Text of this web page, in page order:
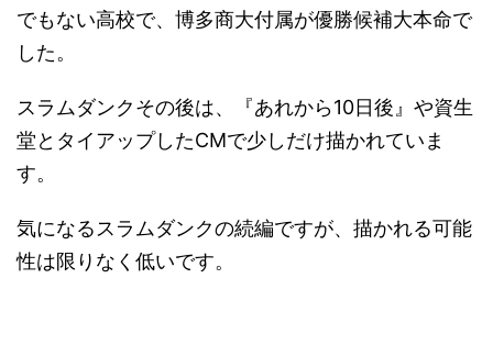
でもない高校で、博多商大付属が優勝候補大本命で
した。
スラムダンクその後は、『あれから10日後』や資生
堂とタイアップしたCMで少しだけ描かれていま
す。
気になるスラムダンクの続編ですが、描かれる可能
性は限りなく低いです。